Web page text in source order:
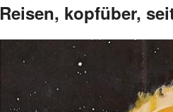
Reisen, kopfüber,